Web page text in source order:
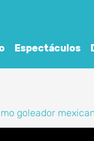
Espectáculos
goleador